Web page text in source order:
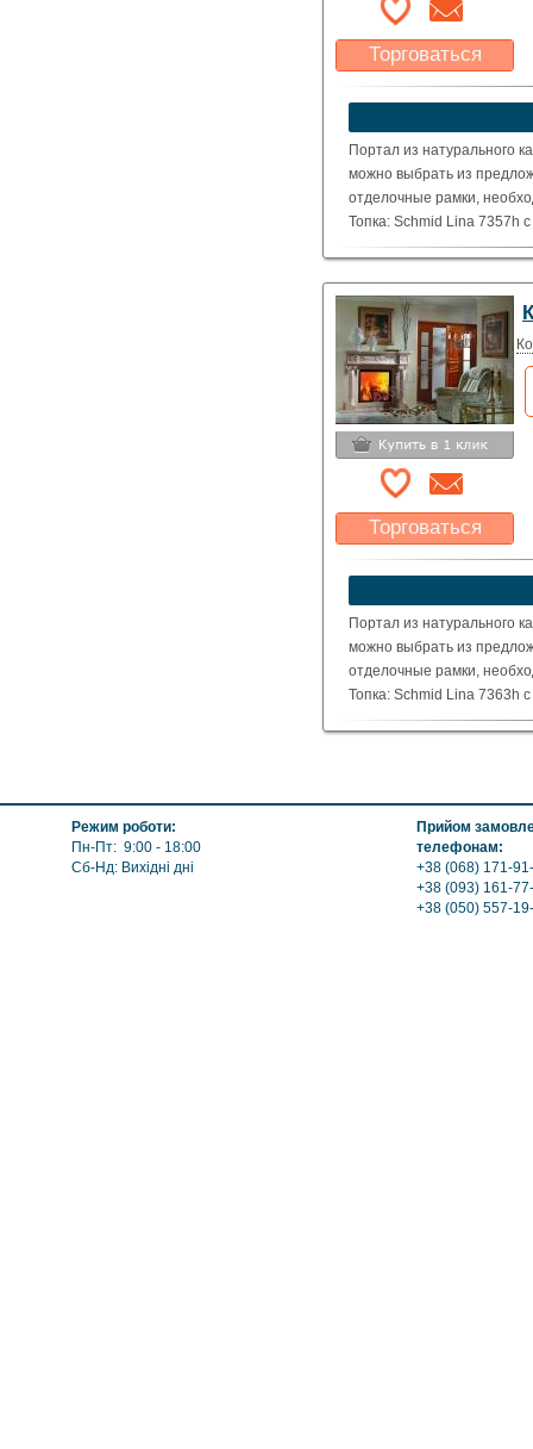
Торговаться
Какая цена Вас
устроит?
Портал из натурального
можно выбрать из
отделочные рамки,
Топка: Schmid Lina 7357h
( Номинальная мощность
Торговаться
Какая цена Вас
устроит?
Портал из натурального
можно выбрать из
отделочные рамки,
Топка: Schmid Lina 7363h
( Номинальная мощность
Режим роботи:
Пн-Пт: 9:00 - 18:00
Сб-Нд: Вихідні дні
Прийом
телефонам:
+38 (068) 171-
+38 (093) 161-
+38 (050) 557-